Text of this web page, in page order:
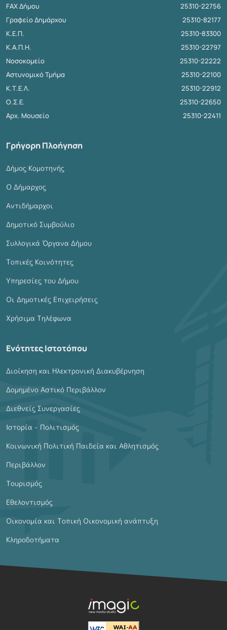
FAX Δήμου
25310-22756
Γραφείο Δημάρχου
25310-82177
Κ.Ε.Π.
25310-83300
Κ.Α.Π.Η.
25310-22797
Νοσοκομείο
25310-22222
Αστυνομικό Τμήμα
25310-22100
Κ.Τ.Ε.Λ.
25310-22912
Ο.Σ.Ε.
25310-22650
Αρχ. Μουσείο
25310-22411
Γρήγορη Πλοήγηση
Δήμος Κομοτηνής
Ο Δήμαρχος
Αντιδήμαρχοι
Δημοτικό Συμβούλιο
Συλλογικά Όργανα Δήμου
Τοπικές Κοινότητες
Υπηρεσίες του Δήμου
Οι Δημοτικές Επιχειρήσεις
Χρήσιμα Τηλέφωνα
Ενότητες Ιστοτόπου
Διοίκηση και Ηλεκτρονική Διακυβέρνηση
Δομημένο Αστικό Περιβάλλον
Διεθνείς Συνεργασίες
Ιστορία - Πολιτισμός
Κοινωνική Πολιτική Παιδεία και Αθλητισμός
Περιβάλλον
Τουρισμός
Εθελοντισμός
Οικονομία και Τοπική Οικονομική ανάπτυξη
Κληροδοτήματα